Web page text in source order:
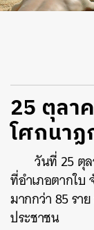
25 ตุลา
โศกนาฏ
วันที่ 25 ตุ
ที่อำเภอตากใบ
มากกว่า 85 รา
ประชาชน